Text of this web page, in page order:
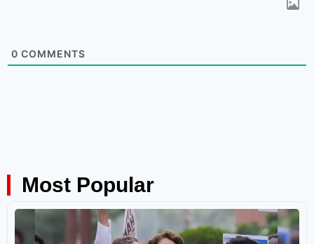
0 COMMENTS
Most Popular